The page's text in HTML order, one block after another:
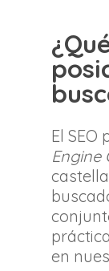
El SEO
Engine
en